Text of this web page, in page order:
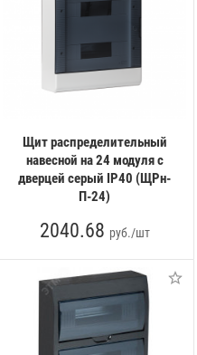
Щит распределительный
навесной на 24 модуля с
дверцей серый IP40 (ЩРн-
П-24)
2040.68 руб./шт